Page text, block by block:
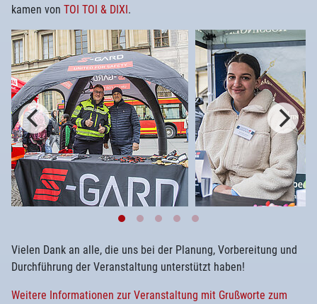
kamen von TOI TOI & DIXI.
Vielen Dank an alle, die uns bei der Planung, Vorbereitung und
Durchführung der Veranstaltung unterstützt haben!
Weitere Informationen zur Veranstaltung mit Grußworte zum